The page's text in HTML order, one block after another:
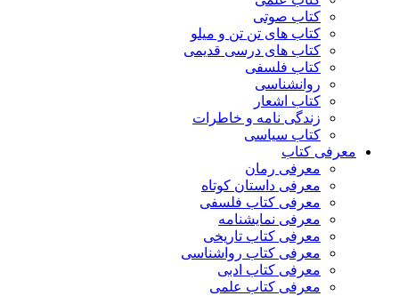
کتاب صوتی
کتاب های تن تن و میلو
کتاب های درسی قدیمی
کتاب فلسفی
روانشناسی
کتاب اشعار
زندگی نامه و خاطرات
کتاب سیاسی
معرفی کتاب
معرفی رمان
معرفی داستان کوتاه
معرفی کتاب فلسفی
معرفی نمایشنامه
معرفی کتاب تاریخی
معرفی کتاب رواشناسی
معرفی کتاب ادبی
معرفی کتاب علمی